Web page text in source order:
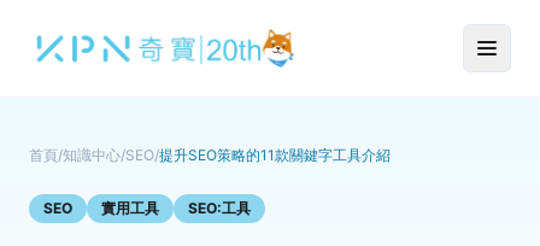
首頁/知識中心/SEO/提升SEO策略的11款關鍵字工具介紹
SEO 實用工具 SEO:工具